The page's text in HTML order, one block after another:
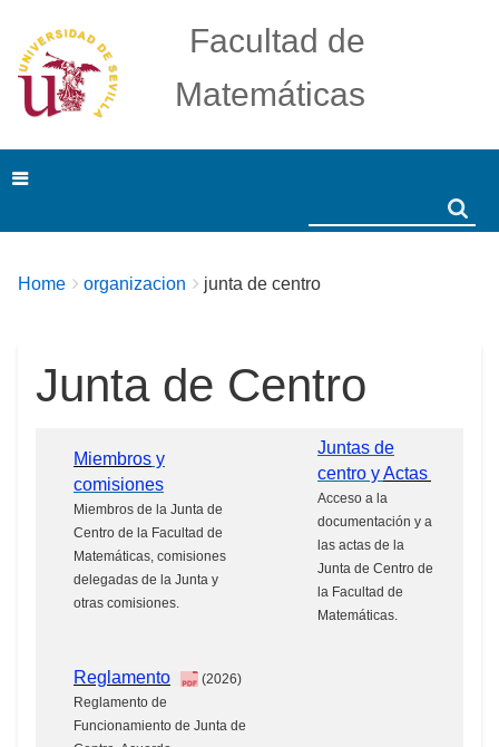
Facultad de
Matemáticas
Breadcrumbs
You
Home organizacion junta de centro
Junta de Centro
Miembros y
comisiones
Miembros de la Junta de
Centro de la Facultad de
Matemáticas, comisiones
delegadas de la Junta y
otras comisiones.
Juntas de
centro yActas
Acceso a la
documentación y a
las actas de la
Junta de Centro de
la Facultad de
Matemáticas.
Reglamento
(2026)
Reglamento de
Funcionamiento de Junta de